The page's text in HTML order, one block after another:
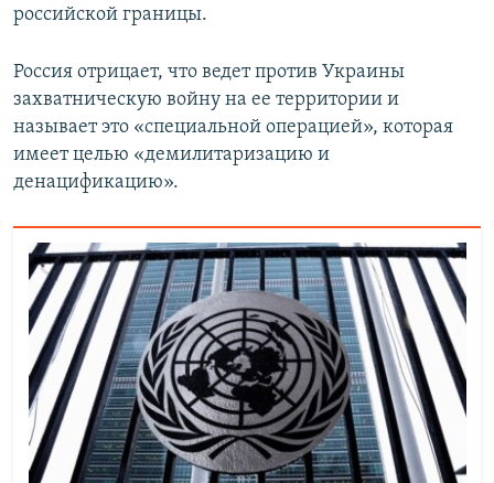
российской границы.
Россия отрицает, что ведет против Украины
захватническую войну на ее территории и
называет это «специальной операцией», которая
имеет целью «демилитаризацию и
денацификацию».